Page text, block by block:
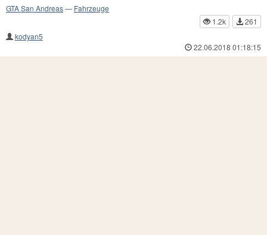
GTA San Andreas— Fahrzeuge
1.2k
261
kodyan5
22.06.2018 01:18:15